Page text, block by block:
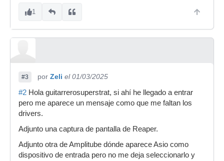
1
#3 por Zeli el 01/03/2025
#2 Hola guitarrerosuperstrat, si ahí he llegado a entrar
pero me aparece un mensaje como que me faltan los
drivers.
Adjunto una captura de pantalla de Reaper.
Adjunto otra de Amplitube dónde aparece Asio como
dispositivo de entrada pero no me deja seleccionarlo y